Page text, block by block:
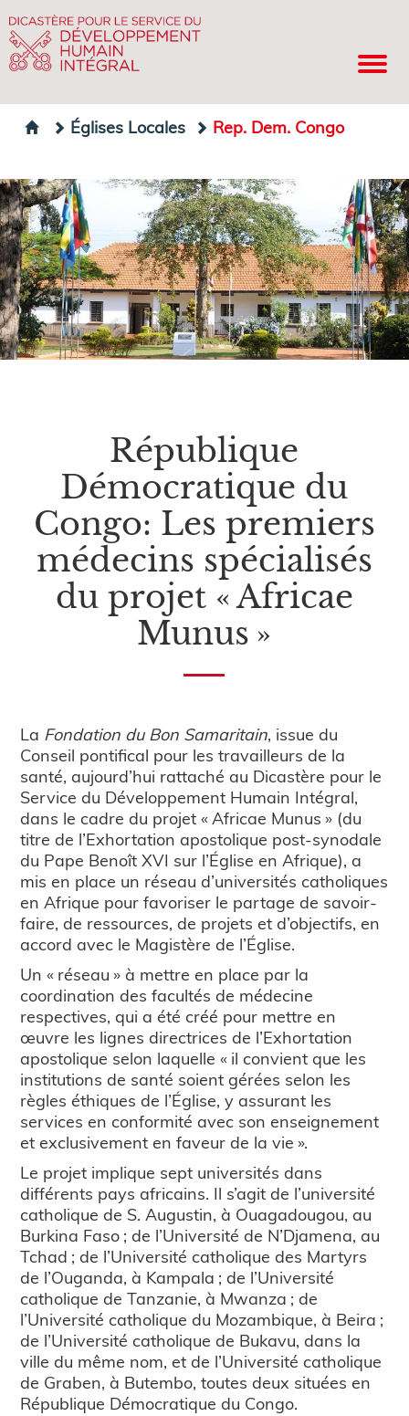
Églises Locales Rep. Dem. Congo
République
Démocratique du
Congo: Les premiers
médecins spécialisés
du projet « Africae
Munus »
La Fondation du Bon Samaritain, issue du
Conseil pontifical pour les travailleurs de la
santé, aujourd’hui rattaché au Dicastère pour le
Service du Développement Humain Intégral,
dans le cadre du projet « Africae Munus » (du
titre de l’Exhortation apostolique post-synodale
du Pape Benoît XVI sur l’Église en Afrique), a
mis en place un réseau d’universités catholiques
en Afrique pour favoriser le partage de savoir-
faire, de ressources, de projets et d’objectifs, en
accord avec le Magistère de l’Église.
Un « réseau » à mettre en place par la
coordination des facultés de médecine
respectives, qui a été créé pour mettre en
œuvre les lignes directrices de l’Exhortation
apostolique selon laquelle « il convient que les
institutions de santé soient gérées selon les
règles éthiques de l’Église, y assurant les
services en conformité avec son enseignement
et exclusivement en faveur de la vie ».
Le projet implique sept universités dans
différents pays africains. Il s’agit de l’université
catholique de S. Augustin, à Ouagadougou, au
Burkina Faso ; de l’Université de N’Djamena, au
Tchad ; de l’Université catholique des Martyrs
de l’Ouganda, à Kampala ; de l’Université
catholique de Tanzanie, à Mwanza ; de
l’Université catholique du Mozambique, à Beira ;
de l’Université catholique de Bukavu, dans la
ville du même nom, et de l’Université catholique
de Graben, à Butembo, toutes deux situées en
République Démocratique du Congo.